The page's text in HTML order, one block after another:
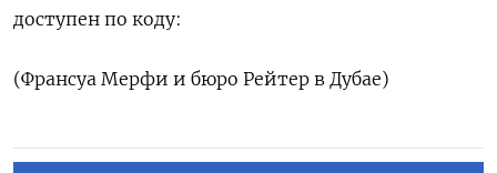
доступен по коду:
(Франсуа Мерфи ‌и бюро Рейтер в Дубае)